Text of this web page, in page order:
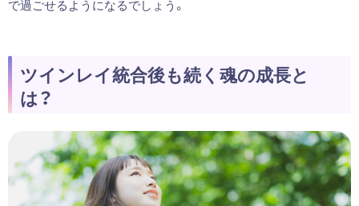
で過ごせるようになるでしょう。
ツインレイ統合後も続く魂の成長と
は？